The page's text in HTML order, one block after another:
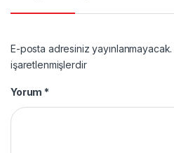
E-posta adresiniz yayınlanmayacak.
işaretlenmişlerdir
Yorum *